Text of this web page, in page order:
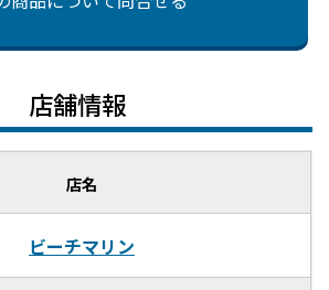
店舗情報
店名
ビーチマリン